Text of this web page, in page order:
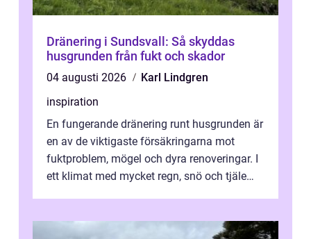
Dränering i Sundsvall: Så skyddas
husgrunden från fukt och skador
04 augusti 2026
Karl Lindgren
inspiration
En fungerande dränering runt husgrunden är
en av de viktigaste försäkringarna mot
fuktproblem, mögel och dyra renoveringar. I
ett klimat med mycket regn, snö och tjäle